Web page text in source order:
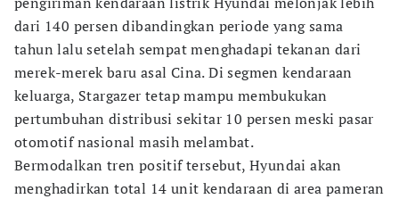
dari 140 persen dibandingkan periode yang sama
tahun lalu setelah sempat menghadapi tekanan dari
merek-merek baru asal Cina. Di segmen kendaraan
keluarga, Stargazer tetap mampu membukukan
pertumbuhan distribusi sekitar 10 persen meski pasar
otomotif nasional masih melambat.
Bermodalkan tren positif tersebut, Hyundai akan
menghadirkan total 14 unit kendaraan di area pameran